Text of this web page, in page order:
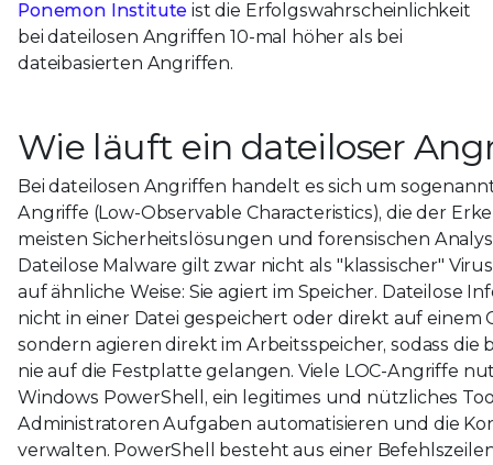
Ponemon Institute ist die Erfolgswahrscheinlichkeit
bei dateilosen Angriffen 10-mal höher als bei
dateibasierten Angriffen.
Wie läuft ein dateiloser
Bei dateilosen Angriffen handelt es sich um
Angriffe (Low-Observable Characteristics), die der
meisten Sicherheitslösungen und forensischen
Dateilose Malware gilt zwar nicht als "klassischer"
auf ähnliche Weise: Sie agiert im Speicher. Dateilose
nicht in einer Datei gespeichert oder direkt auf einem
sondern agieren direkt im Arbeitsspeicher, sodass die
nie auf die Festplatte gelangen. Viele LOC-Angriffe
Windows PowerShell, ein legitimes und nützliches
Administratoren Aufgaben automatisieren und die
verwalten. PowerShell besteht aus einer